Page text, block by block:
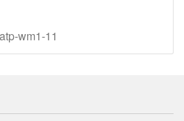
atp-wm1-11